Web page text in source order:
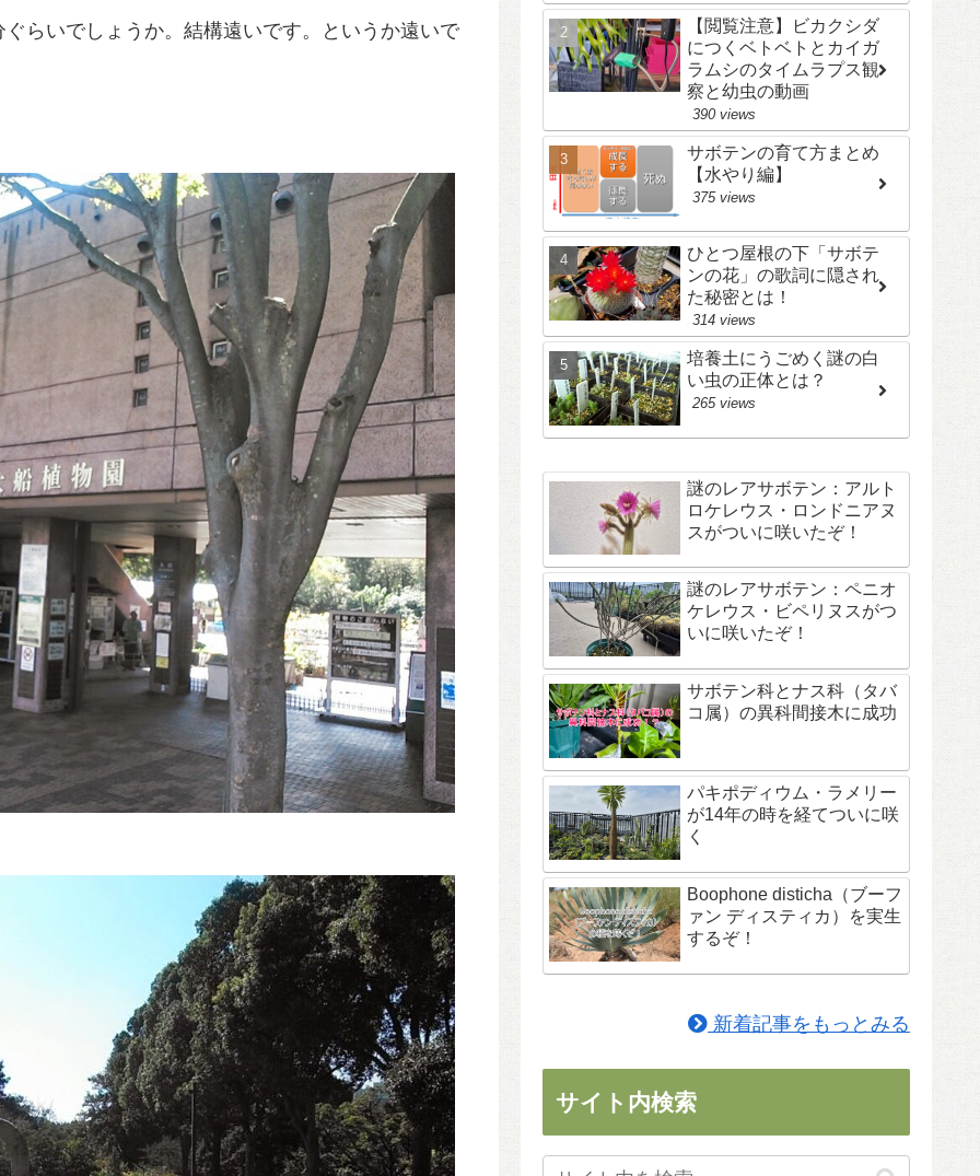
らいでしょうか。結構遠いです。というか遠いで
【閲覧注意】ビカクシダ
につくベトベトとカイガ
ラムシのタイムラプス観
察と幼虫の動画
390 views
サボテンの育て方まとめ
【水やり編】
375 views
ひとつ屋根の下「サボテ
ンの花」の歌詞に隠され
た秘密とは！
314 views
培養土にうごめく謎の白
い虫の正体とは？
265 views
謎のレアサボテン：アルト
ロケレウス・ロンドニアヌ
スがついに咲いたぞ！
謎のレアサボテン：ペニオ
ケレウス・ビペリヌスがつ
いに咲いたぞ！
サボテン科とナス科（タバ
コ属）の異科間接木に成功
パキポディウム・ラメリー
が14年の時を経てついに咲
く
Boophone disticha（ブーフ
ァン ディスティカ）を実生
するぞ！
新着記事をもっとみる
サイト内検索